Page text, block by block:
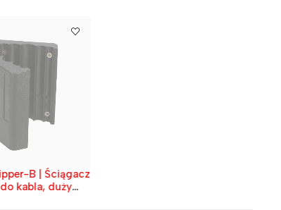
B | Ściągacz
kabla, duży